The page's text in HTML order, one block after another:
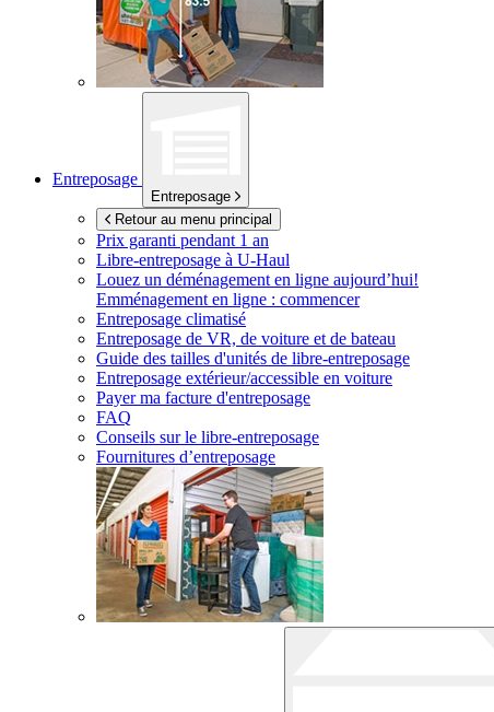
Entreposage
Entreposage
Retour au menu principal
Prix garanti pendant 1 an
Libre-entreposage à U-Haul
Louez un déménagement en ligne aujourd’hui!
Emménagement en ligne : commencer
Entreposage climatisé
Entreposage de VR, de voiture et de bateau
Guide des tailles d'unités de libre-entreposage
Entreposage extérieur/accessible en voiture
Payer ma facture d'entreposage
FAQ
Conseils sur le libre-entreposage
Fournitures d’entreposage